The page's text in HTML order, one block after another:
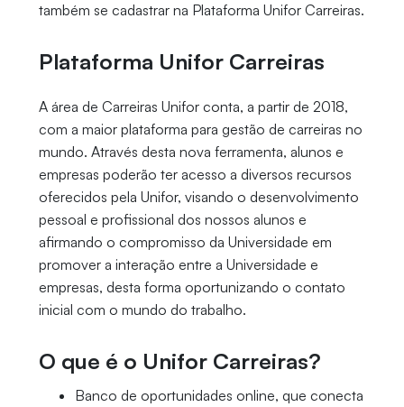
também se cadastrar na Plataforma Unifor Carreiras.
Plataforma Unifor Carreiras
A área de Carreiras Unifor conta, a partir de 2018,
com a maior plataforma para gestão de carreiras no
mundo. Através desta nova ferramenta, alunos e
empresas poderão ter acesso a diversos recursos
oferecidos pela Unifor, visando o desenvolvimento
pessoal e profissional dos nossos alunos e
afirmando o compromisso da Universidade em
promover a interação entre a Universidade e
empresas, desta forma oportunizando o contato
inicial com o mundo do trabalho.
O que é o Unifor Carreiras?
Banco de oportunidades online, que conecta